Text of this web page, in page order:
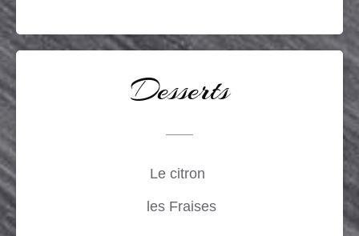
Desserts
Le citron
les Fraises